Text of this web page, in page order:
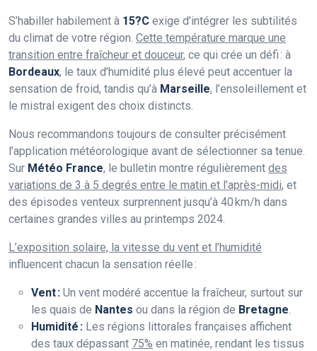
S’habiller habilement à 15?C exige d’intégrer les subtilités
du climat de votre région. Cette température marque une
transition entre fraîcheur et douceur, ce qui crée un défi : à
Bordeaux, le taux d’humidité plus élevé peut accentuer la
sensation de froid, tandis qu’à Marseille, l’ensoleillement et
le mistral exigent des choix distincts.
Nous recommandons toujours de consulter précisément
l’application météorologique avant de sélectionner sa tenue.
Sur Météo France, le bulletin montre régulièrement des
variations de 3 à 5 degrés entre le matin et l’après-midi, et
des épisodes venteux surprennent jusqu’à 40 km/h dans
certaines grandes villes au printemps 2024.
L’exposition solaire, la vitesse du vent et l’humidité
influencent chacun la sensation réelle :
Vent : Un vent modéré accentue la fraîcheur, surtout sur
les quais de Nantes ou dans la région de Bretagne
Humidité : Les régions littorales françaises affichent
des taux dépassant 75% en matinée, rendant les tissus